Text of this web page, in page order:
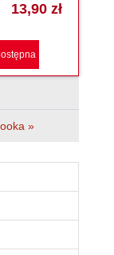
13,90 zł
»